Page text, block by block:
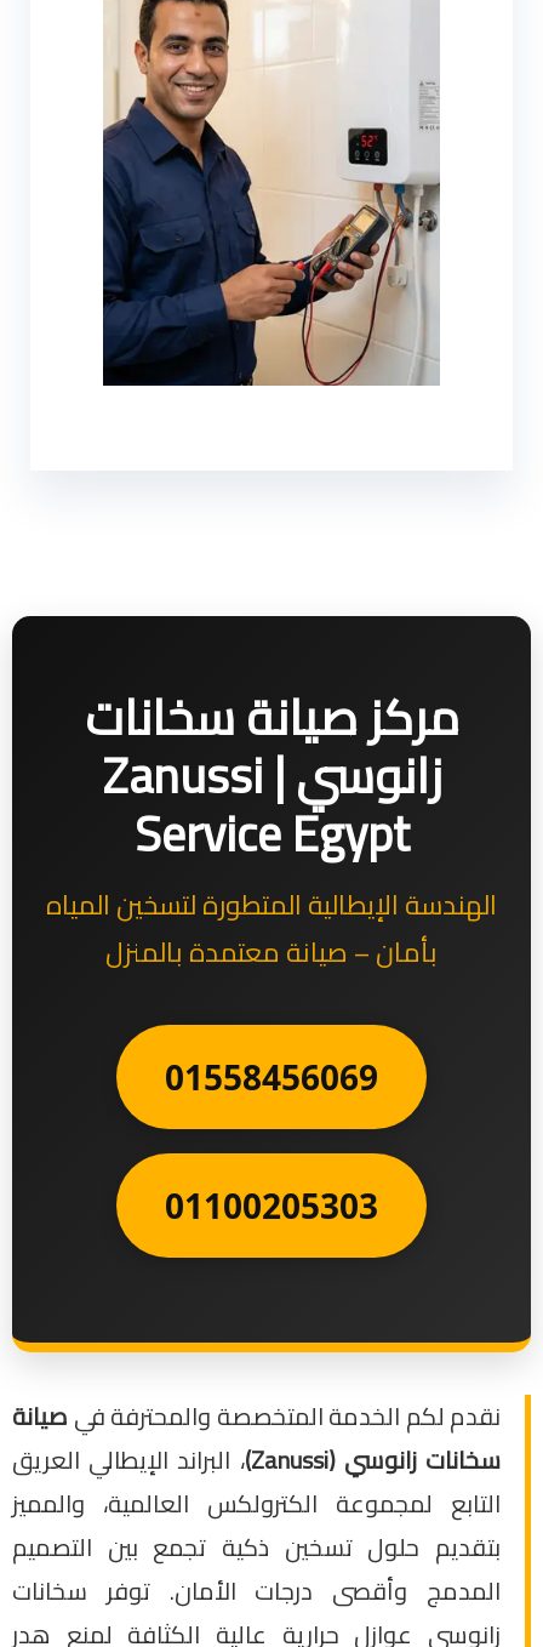
مركز صيانة سخانات
زانوسي | Zanussi
Service Egypt
الهندسة الإيطالية المتطورة لتسخين المياه
بأمان – صيانة معتمدة بالمنزل
01558456069
01100205303
نقدم لكم الخدمة المتخصصة والمحترفة فيصيانة
سخانات زانوسي (Zanussi)
، البراند الإيطالي العريق
التابع لمجموعة الكترولكس العالمية، والمميز
بتقديم حلول تسخين ذكية تجمع بين التصميم
المدمج وأقصى درجات الأمان. توفر سخانات
زانوسي عوازل حرارية عالية الكثافة لمنع هدر